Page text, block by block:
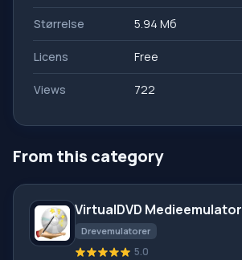
Størrelse 5.94 Мб
Licens Free
Views 722
From this category
VirtualDVD Medieemulator
Drevemulatorer
5.0